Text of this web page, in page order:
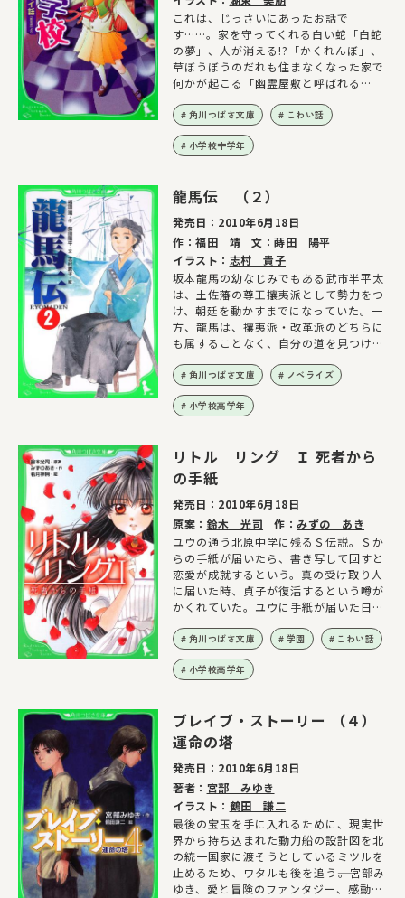
これは、じっさいにあったお話で
す……。家を守ってくれる白い蛇「白蛇
の夢」、人が消える!?「かくれんぼ」、
草ぼうぼうのだれも住まなくなった家で
何かが起こる「幽霊屋敷と呼ばれる
角川つばさ文庫 こわい話
小学校中学年
龍馬伝 （２）
発売日： 2010年6月18日
作：福田 靖 文：蒔田 陽平
イラスト： 志村 貴子
坂本龍馬の幼なじみでもある武市半平太
は、土佐藩の尊王攘夷派として勢力をつ
け、朝廷を動かすまでになっていた。一
方、龍馬は、攘夷派・改革派のどちらに
も属することなく、自分の道を見つける
角川つばさ文庫 ノベライズ
小学校高学年
リトル リング Ｉ 死者から
の手紙
発売日： 2010年6月18日
原案： 鈴木 光司 作：みずの あき
ユウの通う北原中学に残るＳ伝説。Ｓか
らの手紙が届いたら、書き写して回すと
恋愛が成就するという。真の受け取り人
に届いた時、貞子が復活するという噂が
かくれていた。ユウに手紙が届いた日、
角川つばさ文庫 学園 こわい話
小学校高学年
ブレイブ・ストーリー （４）
運命の塔
発売日： 2010年6月18日
著者： 宮部 みゆき
イラスト： 鶴田 謙二
最後の宝玉を手に入れるために、現実世
界から持ち込まれた動力船の設計図を北
の統一国家に渡そうとしているミツルを
止めるため、ワタルも後を追う――。宮部み
ゆき、愛と冒険のファンタジー、感動の